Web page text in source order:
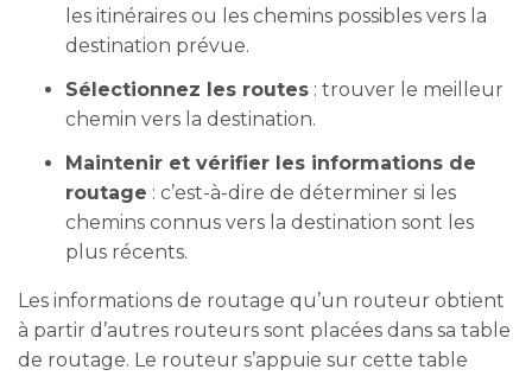
les itinéraires ou les chemins possibles vers la
destination prévue.
Sélectionnez les routes : trouver le meilleur
chemin vers la destination.
Maintenir et vérifier les informations de
routage : c’est-à-dire de déterminer si les
chemins connus vers la destination sont les
plus récents.
Les informations de routage qu’un routeur obtient
à partir d’autres routeurs sont placées dans sa table
de routage. Le routeur s’appuie sur cette table